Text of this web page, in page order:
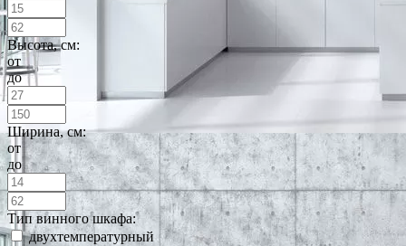
Высота, см:
от
до
Ширина, см:
от
до
Тип винного шкафа:
двухтемпературный